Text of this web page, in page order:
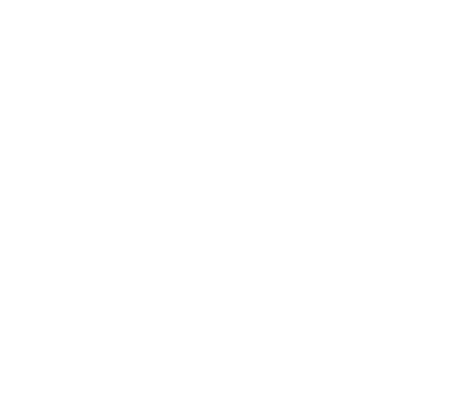
incaltaminte, coafuri, tunsori, desene de colorat, poze cu modele de manichiuri!❤️